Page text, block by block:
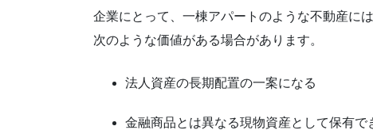
企業にとって、一棟アパートのような不動産には
次のような価値がある場合があります。
法人資産の長期配置の一案になる
金融商品とは異なる現物資産として保有で